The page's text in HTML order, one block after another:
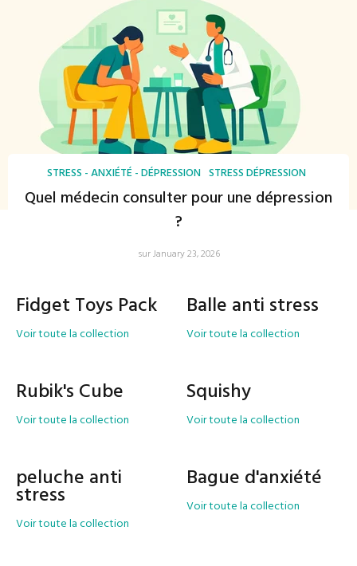
STRESS - ANXIÉTÉ - DÉPRESSION STRESS DÉPRESSION
Quel médecin consulter pour une dépression
?
sur January 23, 2026
Fidget Toys Pack
Voir toute la collection
Balle anti stress
Voir toute la collection
Rubik's Cube
Voir toute la collection
Squishy
Voir toute la collection
peluche anti
stress
Voir toute la collection
Bague d'anxiété
Voir toute la collection